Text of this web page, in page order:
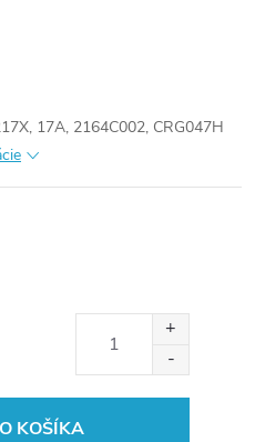
17A, 2164C002, CRG047H
KOŠÍKA